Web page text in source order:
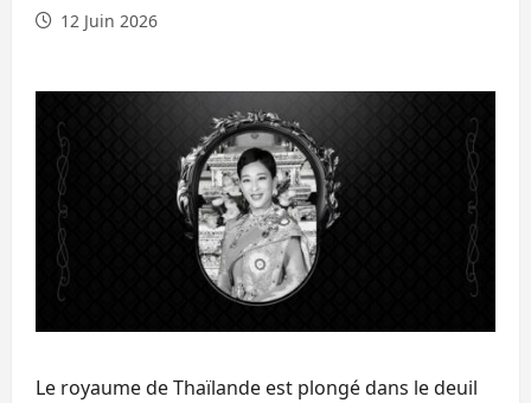
12 Juin 2026
Le royaume de Thaïlande est plongé dans le deuil